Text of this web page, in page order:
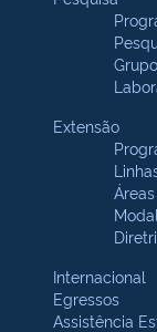
Extensão
Internacional
Egressos
Assistência